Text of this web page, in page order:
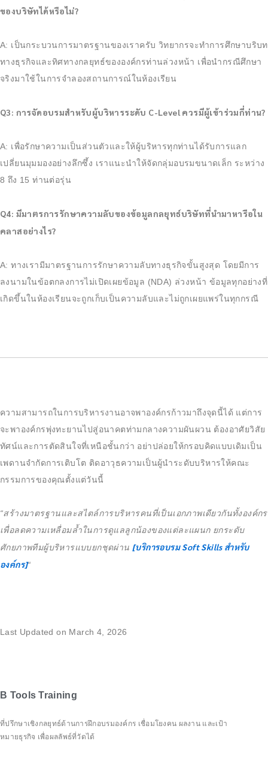
ของบริษัทได้หรือไม่?
A: เป็นกระบวนการมาตรฐานของเราครับ วิทยากรจะทำการศึกษาบริบท
ทางธุรกิจและทิศทางกลยุทธ์ขององค์กรท่านล่วงหน้า เพื่อนำกรณีศึกษา
จริงมาใช้ในการจำลองสถานการณ์ในห้องเรียน
Q3: การจัดอบรมสำหรับผู้บริหารระดับ C-Level ควรมีผู้เข้าร่วมกี่ท่าน?
A: เพื่อรักษาความเป็นส่วนตัวและให้ผู้บริหารทุกท่านได้รับการแลก
เปลี่ยนมุมมองอย่างลึกซึ้ง เราแนะนำให้จัดกลุ่มอบรมขนาดเล็ก ระหว่าง
8 ถึง 15 ท่านต่อรุ่น
Q4: มีมาตรการรักษาความลับของข้อมูลกลยุทธ์บริษัทที่นำมาหารือใน
คลาสอย่างไร?
A: ทางเรามีมาตรฐานการรักษาความลับทางธุรกิจขั้นสูงสุด โดยมีการ
ลงนามในข้อตกลงการไม่เปิดเผยข้อมูล (NDA) ล่วงหน้า ข้อมูลทุกอย่างที่
เกิดขึ้นในห้องเรียนจะถูกเก็บเป็นความลับและไม่ถูกเผยแพร่ในทุกกรณี
ความสามารถในการบริหารงานอาจพาองค์กรก้าวมาถึงจุดนี้ได้ แต่การ
จะพาองค์กรพุ่งทะยานไปสู่อนาคตท่ามกลางความผันผวน ต้องอาศัยวิสัย
ทัศน์และการตัดสินใจที่เหนือชั้นกว่า อย่าปล่อยให้กรอบคิดแบบเดิมเป็น
เพดานจำกัดการเติบโต ติดอาวุธความเป็นผู้นำระดับบริหารให้คณะ
กรรมการของคุณตั้งแต่วันนี้
“สร้างมาตรฐานและสไตล์การบริหารคนที่เป็นเอกภาพเดียวกันทั้งองค์กร
เพื่อลดความเหลื่อมล้ำในการดูแลลูกน้องของแต่ละแผนก ยกระดับ
ศักยภาพทีมผู้บริหารแบบยกชุดผ่าน [บริการอบรม Soft Skills สำหรับ
องค์กร]“
Last Updated on March 4, 2026
B Tools Training
ที่ปรึกษาเชิงกลยุทธ์ด้านการฝึกอบรมองค์กร เชื่อมโยงคน ผลงาน และเป้า
หมายธุรกิจ เพื่อผลลัพธ์ที่วัดได้